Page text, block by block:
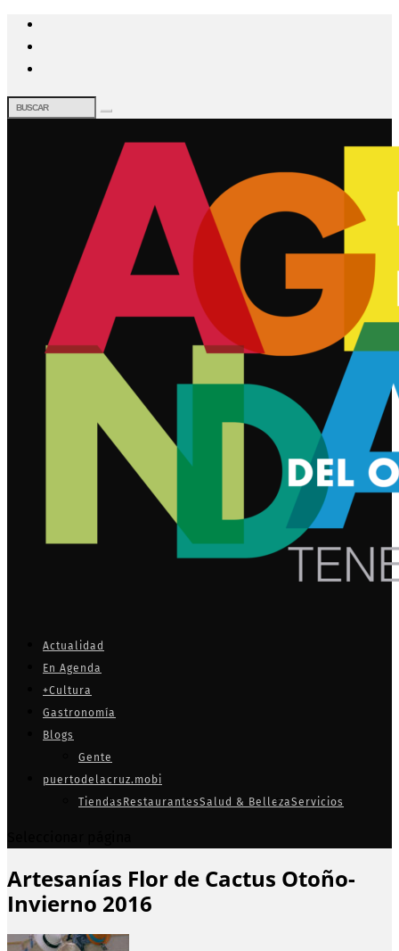
Actualidad
En Agenda
+Cultura
Gastronomía
Blogs
Gente
puertodelacruz.mobi
Tiendas RestaurantesSalud & BellezaServicios
Artesanías Flor de Cactus Otoño-
Invierno 2016